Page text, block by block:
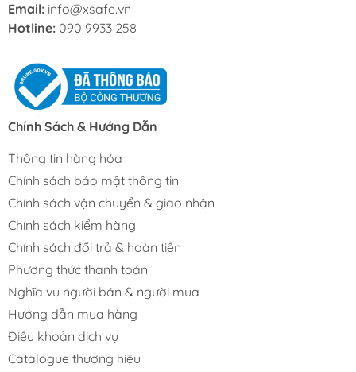
Email: info@xsafe.vn
Hotline: 090 9933 258
Chính Sách & Hướng Dẫn
Thông tin hàng hóa
Chính sách bảo mật thông tin
Chính sách vận chuyển & giao nhận
Chính sách kiểm hàng
Chính sách đổi trả & hoàn tiền
Phương thức thanh toán
Nghĩa vụ người bán & người mua
Hướng dẫn mua hàng
Điều khoản dịch vụ
Catalogue thương hiệu